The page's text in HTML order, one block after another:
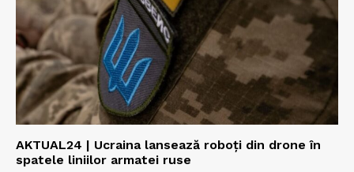
AKTUAL24 | Ucraina lansează roboți din drone în
spatele liniilor armatei ruse